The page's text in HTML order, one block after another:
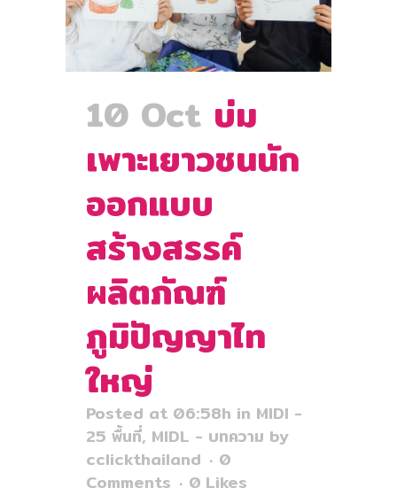
10 Oct บ่ม
เพาะเยาวชนนัก
ออกแบบ
สร้างสรรค์
ผลิตภัณฑ์
ภูมิปัญญาไท
ใหญ่
Posted at 06:58h in MIDI -
25 พื้นที่, MIDL - บทความ by
cclickthailand
0
Comments
0 Likes